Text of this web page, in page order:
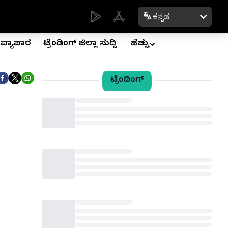
ಕನ್ನಡ
ವ್ಯಾಪಾರ ಟ್ರೆಂಡಿಂಗ್ ಜಿಲ್ಲಾ ಸುದ್ದಿ ಹೆಚ್ಚು
ಟ್ರೆಂಡಿಂಗ್